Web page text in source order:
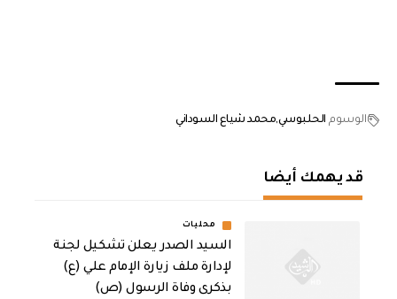
الوسوم الحلبوسيمحمد شياع السوداني
قد يهمك أيضا
محليات
السيد الصدر يعلن تشكيل لجنة
لإدارة ملف زيارة الإمام علي (ع)
بذكرى وفاة الرسول (ص)